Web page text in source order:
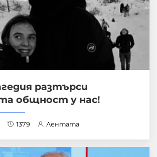
разтърси
общност у нас!
1379 Лентата